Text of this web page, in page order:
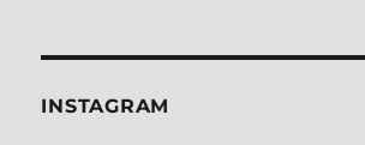
INSTA­GRAM